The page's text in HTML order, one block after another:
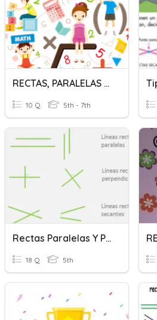
RECTAS, PARALELAS Y SECANTES
10 Q 5th - 7th
Rectas Paralelas Y Perpendiculares
18 Q 5th